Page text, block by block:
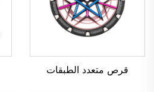
قرص متعدد الطبقات